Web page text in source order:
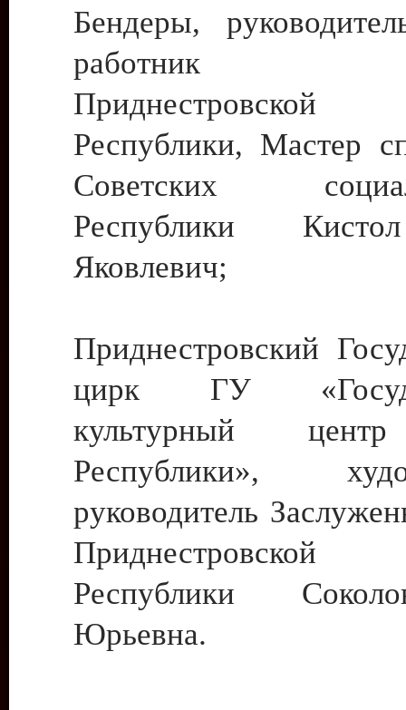
Бендеры,
работник
Приднестровской
Республики, Мастер
Советских
Республики
Яковлевич;
Приднестровский
цирк ГУ
культурный
Республики»,
руководитель
Приднестровской
Республики
Юрьевна.